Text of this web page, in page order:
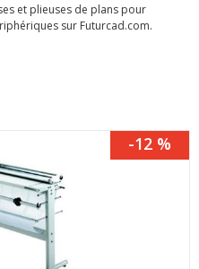
et plieuses de plans pour
sur Futurcad.com.
-12 %